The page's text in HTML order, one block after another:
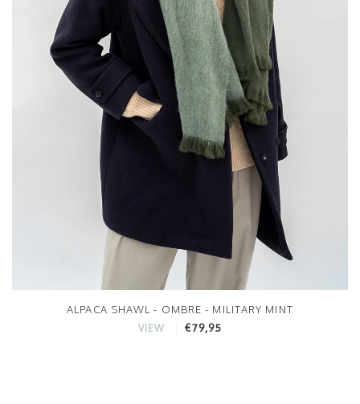
ALPACA SHAWL - OMBRE - MILITARY MINT
VIEW €79,95